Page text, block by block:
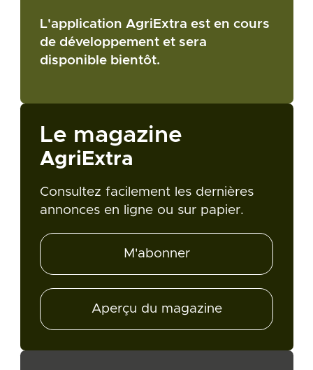
L'application AgriExtra est en cours
de développement et sera
disponible bientôt.
Le magazine
AgriExtra
Consultez facilement les dernières
annonces en ligne ou sur papier.
M'abonner
Aperçu du magazine